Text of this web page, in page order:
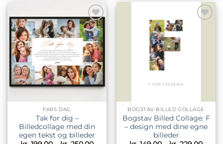
Tilføj til
ønskeliste
FARS DAG
Tak for dig –
Billedcollage med din
egen tekst og billeder
BOGSTAV BILLED COLLAGE
Bogstav Billed Collage: F
– design med dine egne
billeder